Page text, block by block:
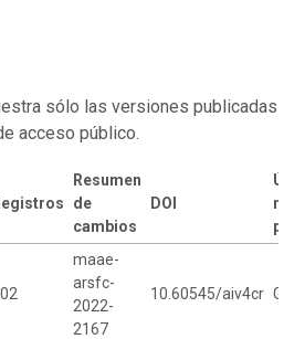
sólo las versiones publicadas
acceso público.
Resumen
de
cambios
DOI
por
maae-
arsfc-
2022-
2167
10.60545/aiv4cr